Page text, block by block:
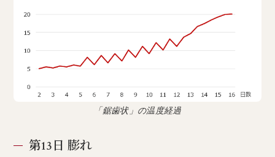
「鋸歯状」の温度経過
第13日 膨れ